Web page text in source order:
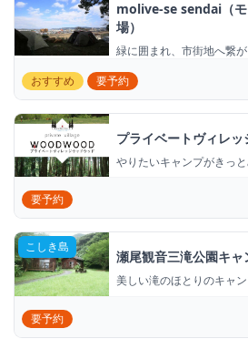
molive-se sendai（
場）
緑に囲まれ、市街地へ繋
おすすめ
要予約
プライベートヴィレ
やりたいキャンプがきっ
要予約
こしき島
瀬尾観音三滝公園キャ
美しい滝のほとりのキャ
要予約